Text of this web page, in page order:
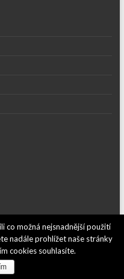
WordPress
(v češtině).
ThemeGrill
co možná nejsnadnější použití
nadále prohlížet naše stránky
cookies souhlasíte.